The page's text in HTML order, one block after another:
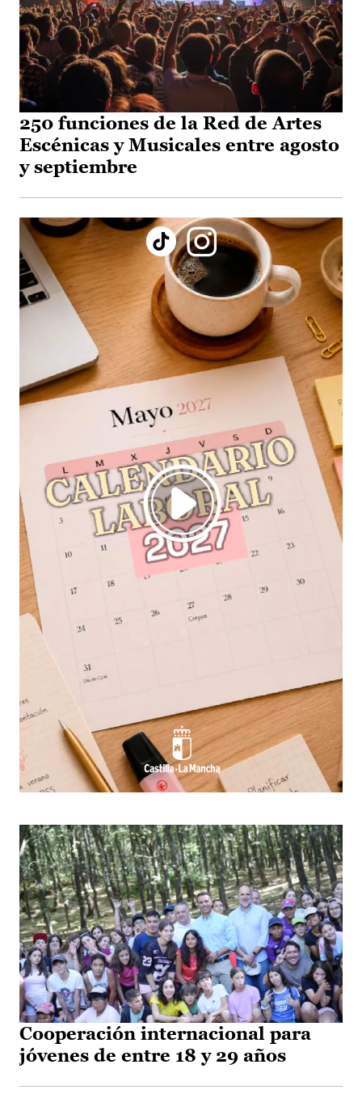
250 funciones de la Red de Artes
Escénicas y Musicales entre agosto
y septiembre
Cooperación internacional para
jóvenes de entre 18 y 29 años